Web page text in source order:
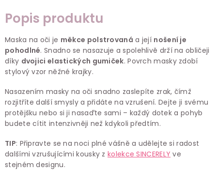
Popis produktu
Maska na oči je měkce polstrovaná a její nošení je
pohodlné. Snadno se nasazuje a spolehlivě drží na obličeji
díky dvojici elastických gumiček. Povrch masky zdobí
stylový vzor něžné krajky.
Nasazením masky na oči snadno zaslepíte zrak, čímž
rozjitříte další smysly a přidáte na vzrušení. Dejte ji svému
protějšku nebo si ji nasaďte sami – každý dotek a pohyb
budete cítit intenzivněji než kdykoli předtím.
TIP: Připravte se na noci plné vášně a udělejte si radost
dalšími vzrušujícími kousky zkolekce SINCERELY ve
stejném designu.